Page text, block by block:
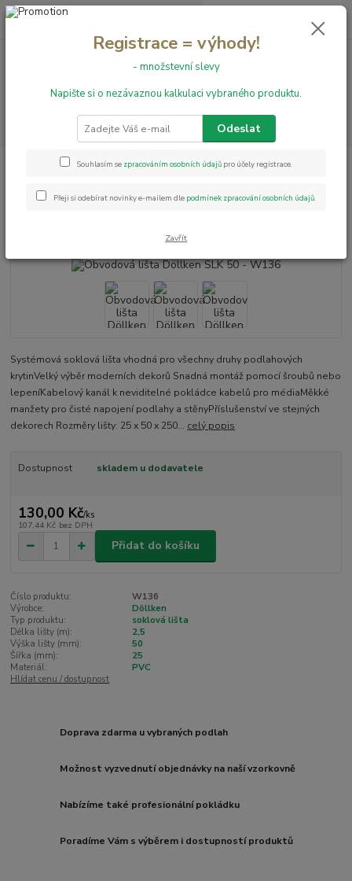
+420 731 199 591 0,00 Kč
Obvodové lišty Obvodová lišta Döllken SLK 50 - W136
Obvodová lišta Döllken SLK 50 -
Systémová soklová lišta vhodná pro všechny druhy podlahových
krytinVelký výběr moderních dekorů Snadná montáž pomocí šroubů nebo
lepeníKabelový kanál k neviditelné pokládce kabelů pro médiaMěkké
manžety pro čisté napojení podlahy a stěnyPříslušenství ve stejných
dekorech Rozměry lišty: 25 x 50 x 250... celý popis
Dostupnost skladem u dodavatele
130,00 Kč/ks
107,44 Kč bez DPH
Přidat do košíku
Číslo produktu:
W136
Výrobce:
Döllken
Typ produktu:
soklová lišta
Délka lišty (m):
2,5
Výška lišty (mm):
50
Šířka (mm):
25
Materiál:
PVC
Hlídat cenu / dostupnost
Doprava zdarma u vybraných podlah
Možnost vyzvednutí objednávky na naší vzorkovně
Nabízíme také profesionální pokládku
Poradíme Vám s výběrem i dostupností produktů
Registrace = výhody!
- množstevní slevy
Napište si o nezávaznou kalkulaci vybraného produktu.
Odeslat
Souhlasím se zpracováním osobních údajů pro účely registrace.
Přeji si odebírat novinky e-mailem dle podmínek zpracování osobních údajů.
Zavřít